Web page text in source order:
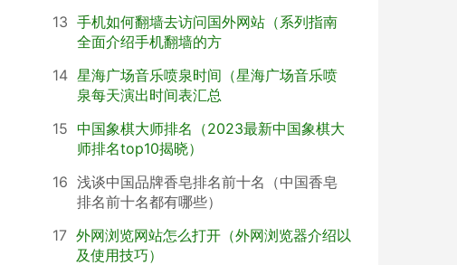
13 手机如何翻墙去访问国外网站（系列指南
全面介绍手机翻墙的方
14 星海广场音乐喷泉时间（星海广场音乐喷
泉每天演出时间表汇总
15 中国象棋大师排名（2023最新中国象棋大
师排名top10揭晓）
16 浅谈中国品牌香皂排名前十名（中国香皂
排名前十名都有哪些）
17 外网浏览网站怎么打开（外网浏览器介绍以
及使用技巧）